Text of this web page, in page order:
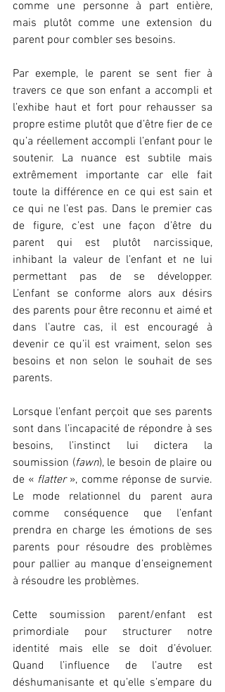
comme une personne à part entière,
mais plutôt comme une extension du
parent pour combler ses besoins.
Par exemple, le parent se sent fier à
travers ce que son enfant a accompli et
l’exhibe haut et fort pour rehausser sa
propre estime plutôt que d’être fier de ce
qu’a réellement accompli l’enfant pour le
soutenir. La nuance est subtile mais
extrêmement importante car elle fait
toute la différence en ce qui est sain et
ce qui ne l’est pas. Dans le premier cas
de figure, c’est une façon d’être du
parent qui est plutôt narcissique,
inhibant la valeur de l’enfant et ne lui
permettant pas de se développer.
L’enfant se conforme alors aux désirs
des parents pour être reconnu et aimé et
dans l’autre cas, il est encouragé à
devenir ce qu’il est vraiment, selon ses
besoins et non selon le souhait de ses
parents.
Lorsque l’enfant perçoit que ses parents
sont dans l’incapacité de répondre à ses
besoins, l’instinct lui dictera la
soumission (fawn), le besoin de plaire ou
de « flatter », comme réponse de survie.
Le mode relationnel du parent aura
comme conséquence que l’enfant
prendra en charge les émotions de ses
parents pour résoudre des problèmes
pour pallier au manque d’enseignement
à résoudre les problèmes.
Cette soumission parent/enfant est
primordiale pour structurer notre
identité mais elle se doit d’évoluer.
Quand l’influence de l’autre est
déshumanisante et qu’elle s’empare du